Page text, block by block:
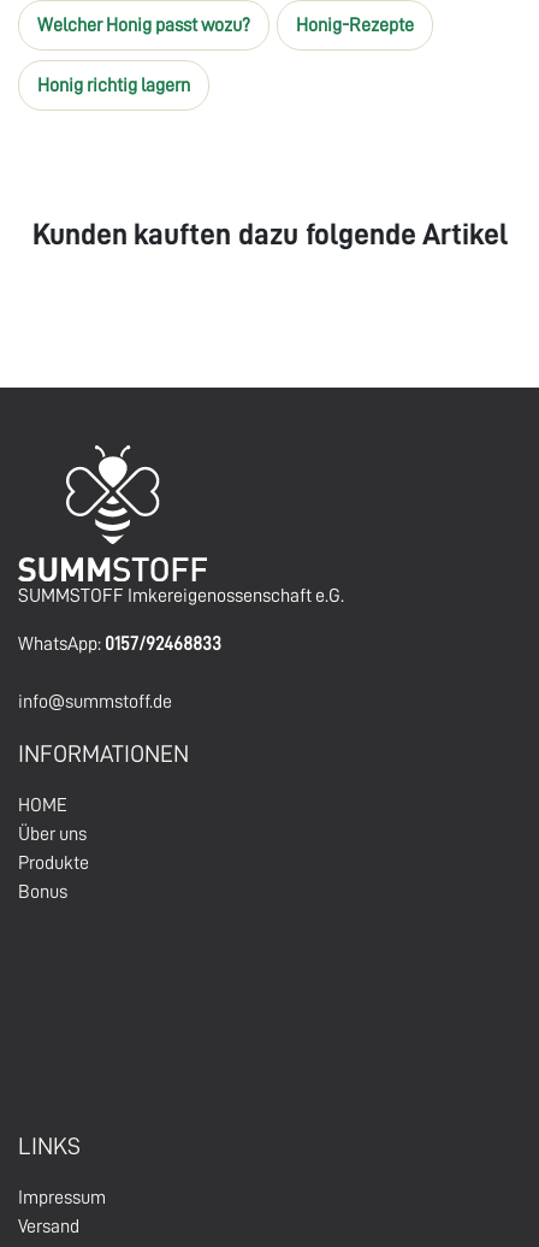
Welcher Honig passt wozu? Honig-Rezepte
Honig richtig lagern
Kunden kauften dazu folgende Artikel
SUMMSTOFF Imkereigenossenschaft e.G.
WhatsApp: 0157/92468833
info@summstoff.de
INFORMATIONEN
HOM E
Über uns
Produkte
Bonus
LINKS
Impressum
Versand